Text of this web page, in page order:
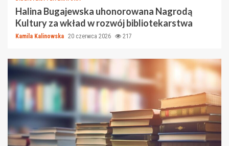
Halina Bugajewska uhonorowana Nagrodą
Kultury za wkład w rozwój bibliotekarstwa
Kamila Kalinowska 20 czerwca 2026 217